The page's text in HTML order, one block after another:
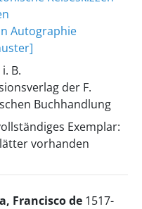
Autographie
B.
der F.
Buchhandlung
Exemplar:
vorhanden
Francisco de1517-